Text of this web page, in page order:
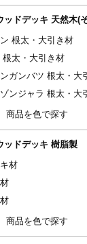
ッドデッキ 天然木(
根太・大引き材
根太・大引き材
ガンバツ 根太・大
ンジャラ 根太・大
商品を色で探す
ッドデッキ 樹脂製
材
商品を色で探す